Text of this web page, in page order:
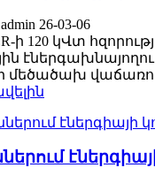
26-03-06
ի 120 կՎտ
մեծածախ